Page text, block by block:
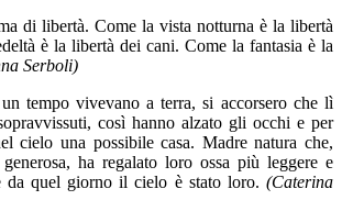
di libertà. Come la vista notturna è la libertà
è la libertà dei cani. Come la fantasia è la
Serboli)
tempo vivevano a terra, si accorsero che lì
così hanno alzato gli occhi e per
cielo una possibile casa. Madre natura che,
ha regalato loro ossa più leggere e
da quel giorno il cielo è stato loro. (Caterina